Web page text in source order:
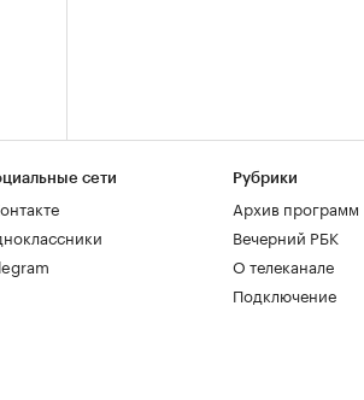
сети Рубрики
Архив программ
Вечерний РБК
О телеканале
Подключение